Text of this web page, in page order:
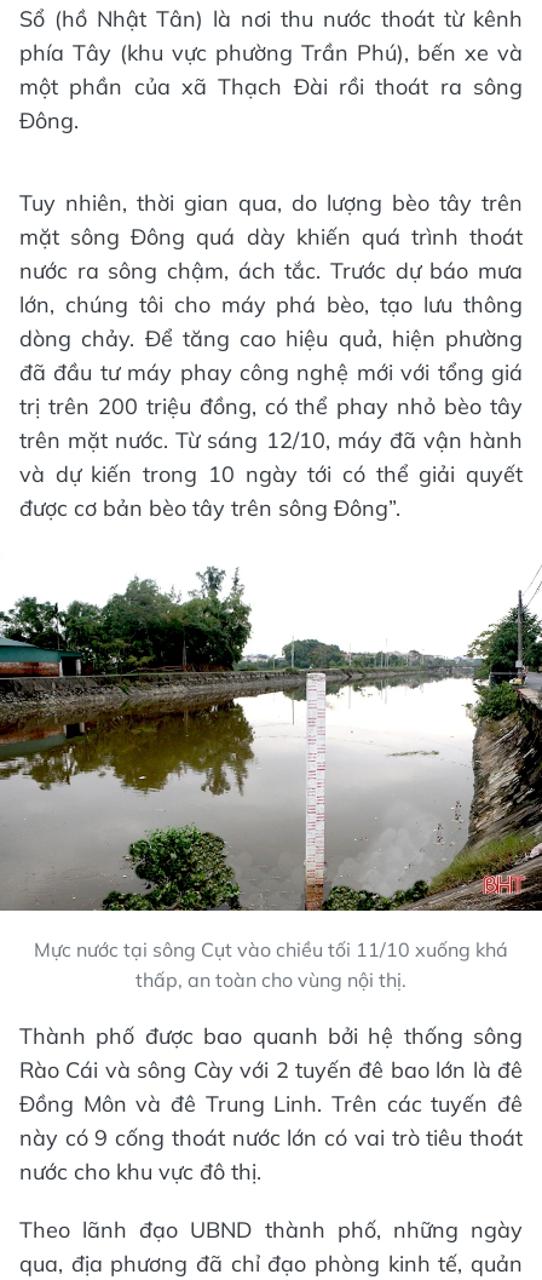
Sổ (hồ Nhật Tân) là nơi thu nước thoát từ kênh
phía Tây (khu vực phường Trần Phú), bến xe và
một phần của xã Thạch Đài rồi thoát ra sông
Đông.
Tuy nhiên, thời gian qua, do lượng bèo tây trên
mặt sông Đông quá dày khiến quá trình thoát
nước ra sông chậm, ách tắc. Trước dự báo mưa
lớn, chúng tôi cho máy phá bèo, tạo lưu thông
dòng chảy. Để tăng cao hiệu quả, hiện phường
đã đầu tư máy phay công nghệ mới với tổng giá
trị trên 200 triệu đồng, có thể phay nhỏ bèo tây
trên mặt nước. Từ sáng 12/10, máy đã vận hành
và dự kiến trong 10 ngày tới có thể giải quyết
được cơ bản bèo tây trên sông Đông”.
Mực nước tại sông Cụt vào chiều tối 11/10 xuống khá
thấp, an toàn cho vùng nội thị.
Thành phố được bao quanh bởi hệ thống sông
Rào Cái và sông Cày với 2 tuyến đê bao lớn là đê
Đồng Môn và đê Trung Linh. Trên các tuyến đê
này có 9 cống thoát nước lớn có vai trò tiêu thoát
nước cho khu vực đô thị.
Theo lãnh đạo UBND thành phố, những ngày
qua, địa phương đã chỉ đạo phòng kinh tế, quản